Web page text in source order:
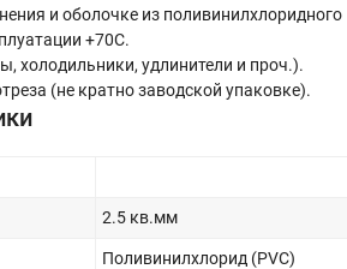
и оболочке из поливинилхлоридного
+70С.
холодильники, удлинители и проч.).
(не кратно заводской упаковке).
2.5 кв.мм
Поливинилхлорид (PVC)